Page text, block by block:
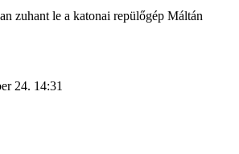
zuhant le a katonai repülőgép Máltán
24. 14:31